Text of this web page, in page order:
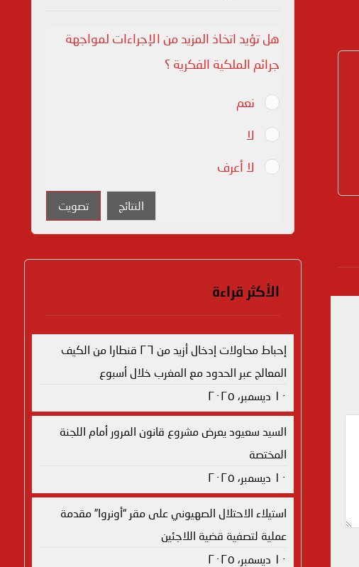
هل تؤيد اتخاذ المزيد من الإجراءات لمواجهة
جرائم الملكية الفكرية ؟
نعم
لا
لا أعرف
النتائج تصويت
الأكثر قراءة
إحباط محاولات إدخال أزيد من ٢٦ قنطارا من الكيف
المعالج عبر الحدود مع المغرب خلال أسبوع
١٠ ديسمبر، ٢٠٢٥
السيد سعيود يعرض مشروع قانون المرور أمام اللجنة
المختصة
١٠ ديسمبر، ٢٠٢٥
استيلاء الاحتلال الصهيوني على مقر “أونروا” مقدمة
عملية لتصفية قضية اللاجئين
١٠ ديسمبر، ٢٠٢٥